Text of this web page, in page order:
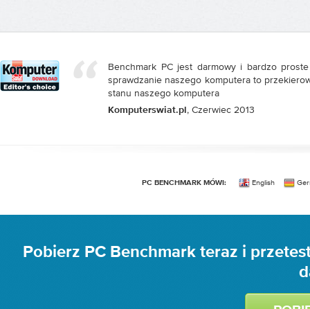
Benchmark PC jest darmowy i bardzo
sprawdzanie naszego komputera to
stanu naszego komputera
Komputerswiat.pl , Czerwiec 2013
PC BENCHMARK MÓWI: English
Pobierz PC Benchmark teraz i